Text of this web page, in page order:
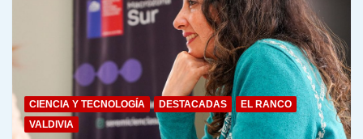
CIENCIA Y TECNOLOGÍA DESTACADAS
EL RANCO
VALDIVIA